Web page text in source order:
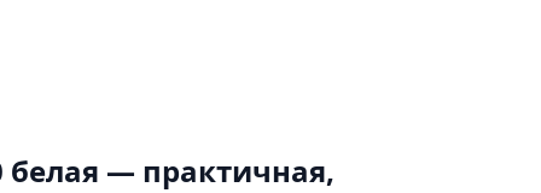
— практичная,